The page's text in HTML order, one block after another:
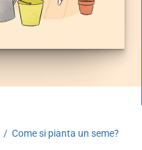
/ Come si pianta un seme?